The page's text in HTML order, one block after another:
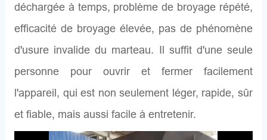
déchargée à temps, problème de broyage répété,
efficacité de broyage élevée, pas de phénomène
d'usure invalide du marteau. Il suffit d'une seule
personne pour ouvrir et fermer facilement
l'appareil, qui est non seulement léger, rapide, sûr
et fiable, mais aussi facile à entretenir.